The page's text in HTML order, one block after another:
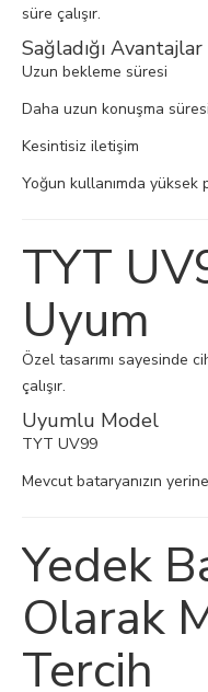
süre çalışır.
Sağladığı Avantajlar
Uzun bekleme süresi
Daha uzun konuşma süresi
Kesintisiz iletişim
Yoğun kullanımda yüksek
TYT
Uyum
Özel tasarımı sayesinde
çalışır.
Uyumlu Model
TYT UV99
Mevcut bataryanızın
Yedek
Olarak
Tercih